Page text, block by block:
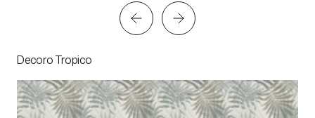
Decoro Tropico